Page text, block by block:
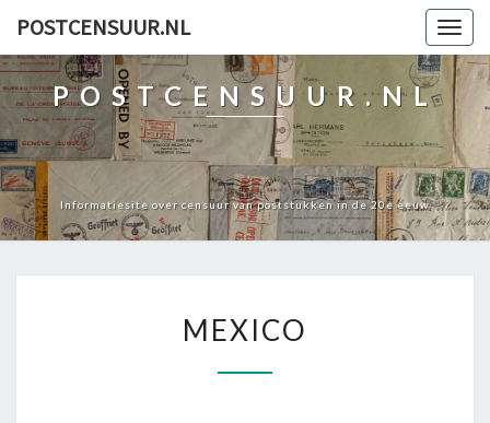
POSTCENSUUR.NL
POSTCENSUUR.NL
Informatiesite over censuur van poststukken in de 20e eeuw
MEXICO